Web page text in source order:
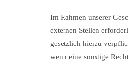
Im Rahmen unserer
externen Stellen
gesetzlich hierzu
wenn eine sonstige